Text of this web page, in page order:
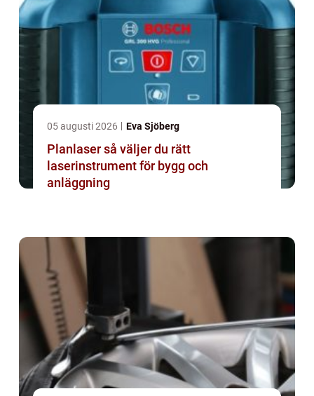
05 augusti 2026 Eva Sjöberg
Planlaser så väljer du rätt
laserinstrument för bygg och
anläggning